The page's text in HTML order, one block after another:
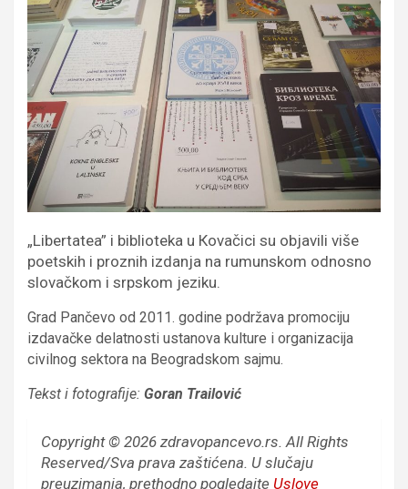
„Libertatea” i biblioteka u Кovačici su objavili više
poetskih i proznih izdanja na rumunskom odnosno
slovačkom i srpskom jeziku.
Grad Pančevo od 2011. godine podržava promociju
izdavačke delatnosti ustanova kulture i organizacija
civilnog sektora na Beogradskom sajmu.
Tekst i fotografije: Goran Trailović
Copyright © 2026 zdravopancevo.rs. All Rights
Reserved/Sva prava zaštićena. U slučaju
preuzimanja, prethodno pogledajte Uslove